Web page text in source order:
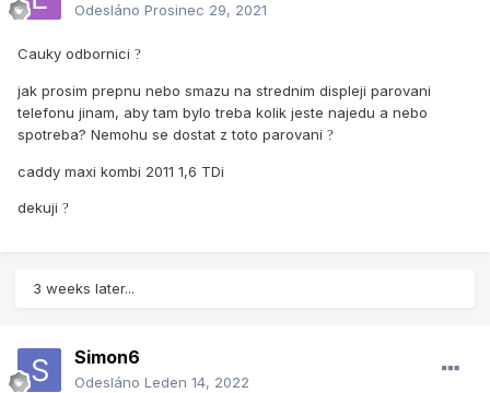
Odesláno Prosinec 29, 2021
Cauky odbornici ?
jak prosim prepnu nebo smazu na strednim displeji parovani
telefonu jinam, aby tam bylo treba kolik jeste najedu a nebo
spotreba? Nemohu se dostat z toto parovani ?
caddy maxi kombi 2011 1,6 TDi
dekuji ?
3 weeks later...
Simon6
Odesláno Leden 14, 2022